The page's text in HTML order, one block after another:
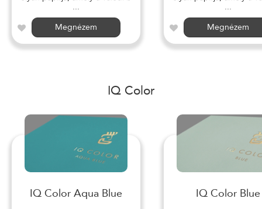
...
Megnézem
...
Megnézem
IQ Color
IQ Color Aqua Blue IQ Color Blue